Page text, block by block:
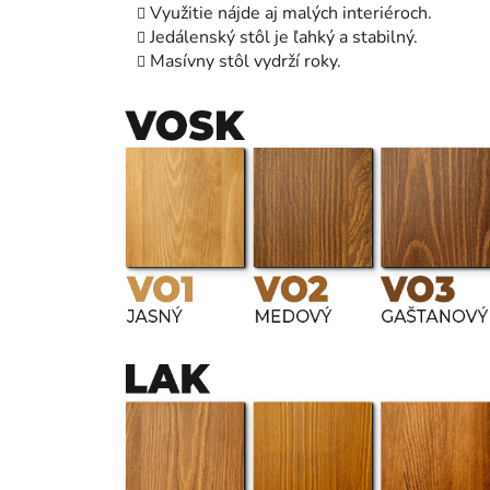
Využitie nájde aj malých interiéroch.
Jedálenský stôl je ľahký a stabilný.
Masívny stôl vydrží roky.